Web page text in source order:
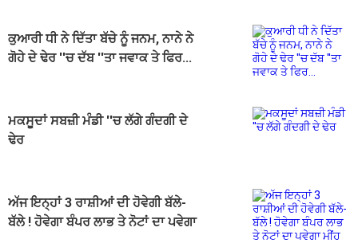
ਕੁਆਰੀ ਧੀ ਨੇ ਦਿੱਤਾ ਬੱਚੇ ਨੂੰ ਜਨਮ, ਨਾਨੇ ਨੇ
ਗੋਹੇ ਦੇ ਢੇਰ ''ਚ ਦੱਬ ''ਤਾ ਜਵਾਕ ਤੇ ਫਿਰ...
ਮਕਸੂਦਾਂ ਸਬਜ਼ੀ ਮੰਡੀ ''ਚ ਲੱਗੇ ਗੰਦਗੀ ਦੇ
ਢੇਰ
ਅੱਜ ਇਨ੍ਹਾਂ 3 ਰਾਸ਼ੀਆਂ ਦੀ ਹੋਵੇਗੀ ਬੱਲੇ-
ਬੱਲੇ ! ਹੋਵੇਗਾ ਬੰਪਰ ਲਾਭ ਤੇ ਨੋਟਾਂ ਦਾ ਪਵੇਗਾ